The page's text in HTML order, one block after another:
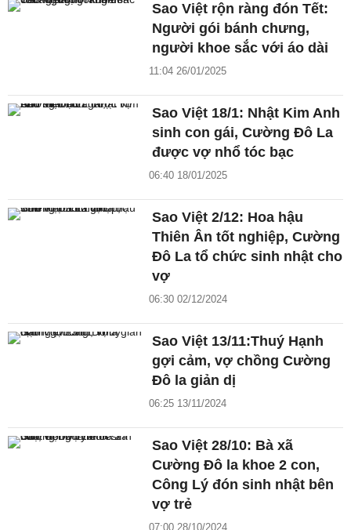
Sao Việt rộn ràng đón Tết:
Người gói bánh chưng,
người khoe sắc với áo dài
11:04 26/01/2025
Sao Việt 18/1: Nhật Kim Anh
sinh con gái, Cường Đô La
được vợ nhổ tóc bạc
06:40 18/01/2025
Sao Việt 2/12: Hoa hậu
Thiên Ân tốt nghiệp, Cường
Đô La tổ chức sinh nhật cho
vợ
06:30 02/12/2024
Sao Việt 13/11:Thuý Hạnh
gợi cảm, vợ chồng Cường
Đô la giản dị
06:25 13/11/2024
Sao Việt 28/10: Bà xã
Cường Đô la khoe 2 con,
Công Lý đón sinh nhật bên
vợ trẻ
07:00 28/10/2024